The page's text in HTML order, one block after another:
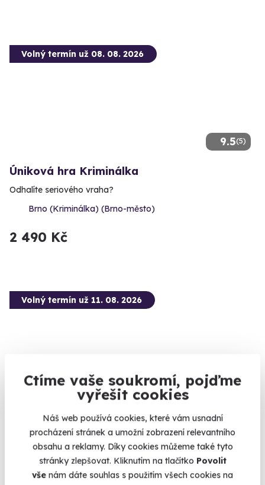
Ctíme vaše soukromí, pojďme
vyřešit cookies
Náš web používá cookies, které vám usnadní
procházení stránek a umožní zobrazení relevantního
obsahu a reklamy. Díky cookies můžeme také tyto
stránky zlepšovat. Kliknutím na tlačítko Povolit
vše nám dáte souhlas s použitím všech cookies na
9.5(5)
Volný termín už 08. 08. 2026
Úniková hra Kriminálka
Odhalíte seriového vraha?
Brno (Kriminálka) (Brno-město)
2 490 Kč
9.9(5)
Volný termín už 11. 08. 2026
Simulátor stíhacího letounu Supermarine
Spitfire
Staňte se britským pilotem RAF ve druhé světové válce!
Brno (Brno-město)